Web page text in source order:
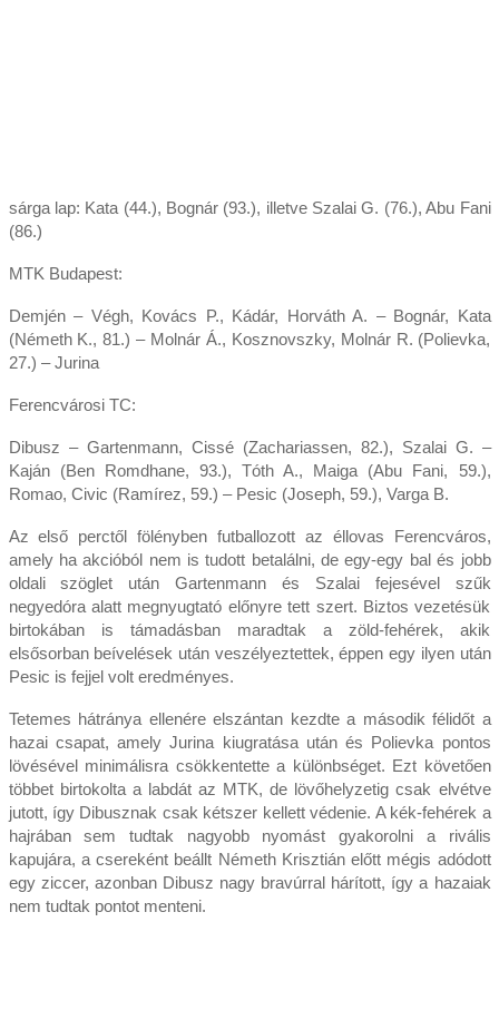
sárga lap: Kata (44.), Bognár (93.), illetve Szalai G. (76.), Abu Fani
(86.)
MTK Budapest:
Demjén – Végh, Kovács P., Kádár, Horváth A. – Bognár, Kata
(Németh K., 81.) – Molnár Á., Kosznovszky, Molnár R. (Polievka,
27.) – Jurina
Ferencvárosi TC:
Dibusz – Gartenmann, Cissé (Zachariassen, 82.), Szalai G. –
Kaján (Ben Romdhane, 93.), Tóth A., Maiga (Abu Fani, 59.),
Romao, Civic (Ramírez, 59.) – Pesic (Joseph, 59.), Varga B.
Az első perctől fölényben futballozott az éllovas Ferencváros,
amely ha akcióból nem is tudott betalálni, de egy-egy bal és jobb
oldali szöglet után Gartenmann és Szalai fejesével szűk
negyedóra alatt megnyugtató előnyre tett szert. Biztos vezetésük
birtokában is támadásban maradtak a zöld-fehérek, akik
elsősorban beívelések után veszélyeztettek, éppen egy ilyen után
Pesic is fejjel volt eredményes.
Tetemes hátránya ellenére elszántan kezdte a második félidőt a
hazai csapat, amely Jurina kiugratása után és Polievka pontos
lövésével minimálisra csökkentette a különbséget. Ezt követően
többet birtokolta a labdát az MTK, de lövőhelyzetig csak elvétve
jutott, így Dibusznak csak kétszer kellett védenie. A kék-fehérek a
hajrában sem tudtak nagyobb nyomást gyakorolni a rivális
kapujára, a csereként beállt Németh Krisztián előtt mégis adódott
egy ziccer, azonban Dibusz nagy bravúrral hárított, így a hazaiak
nem tudtak pontot menteni.